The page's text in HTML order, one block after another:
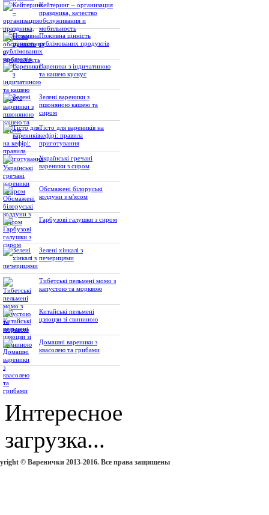
Кейтеринг – организация
праздника, качество
обслуживания и
мобильность
Поживна цінність
сублімованих продуктів
Вареники з індичатиною
та кашею кускус
Зелені вареники з
пшоняною кашею та
сиром
Тісто для вареників на
кефірі: правила
приготування
Українські гречані
вареники з сиром
Обсмажені білоруські
колдуни з м'ясом
Гарбузові галушки з сиром
Зелені хінкалі з
печерицями
Тибетські пельмені момо з
капустою та морквою
Китайські пельмені
цзяоцзи зі свининою
Домашні вареники з
квасолею та грибами
Интересное
загрузка...
© Варенички 2013-2016. Все права защищены